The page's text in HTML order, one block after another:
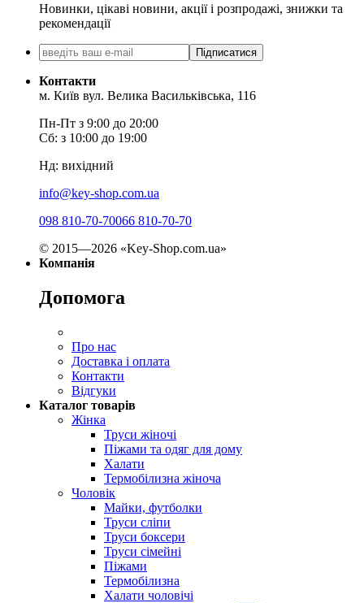
Новинки, цікаві новини, акції і розпродажі, знижки та
рекомендації
Підписатися
Контакти
м. Київ вул. Велика Васильківська, 116
Пн-Пт з 9:00 до 20:00
Сб: з 10:00 до 19:00
Нд: вихідний
info@key-shop.com.ua
098 810-70-70066 810-70-70
© 2015—2026 «Key-Shop.com.ua»
Компанія
Допомога
Про нас
Доставка і оплата
Контакти
Відгуки
Каталог товарів
Жінка
Труси жіночі
Піжами та одяг для дому
Халати
Термобілизна жіноча
Чоловік
Майки, футболки
Труси сліпи
Труси боксери
Труси сімейні
Піжами
Термобілизна
Халати чоловічі